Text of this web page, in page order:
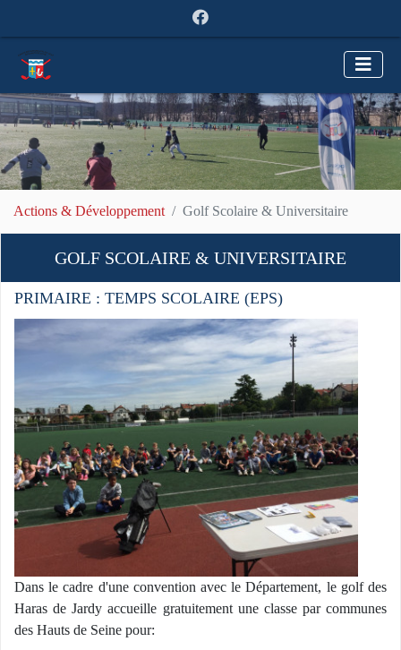
Actions & Développement Golf Scolaire & Universitaire
GOLF SCOLAIRE & UNIVERSITAIRE
PRIMAIRE : TEMPS SCOLAIRE (EPS)
Dans le cadre d'une convention avec le Département, le golf des
Haras de Jardy accueille gratuitement une classe par communes
des Hauts de Seine pour: